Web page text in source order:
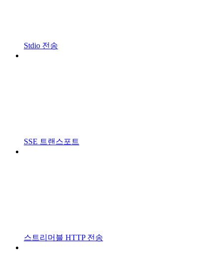
Stdio 전송
SSE 트랜스포트
스트리머블 HTTP 전송